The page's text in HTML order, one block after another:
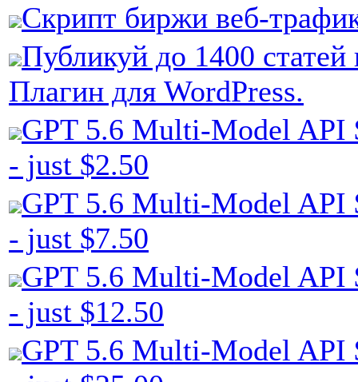
Скрипт биржи веб-
Публикуй до 1400 статей
Плагин для WordPress.
GPT 5.6 Multi-Model API
- just $2.50
GPT 5.6 Multi-Model API
- just $7.50
GPT 5.6 Multi-Model API
- just $12.50
GPT 5.6 Multi-Model API